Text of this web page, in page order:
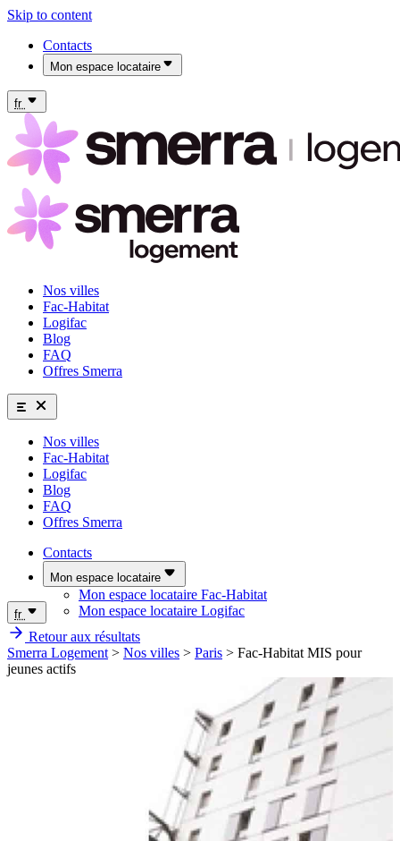
Skip to content
Contacts
Mon espace locataire
fr
Nos villes
Fac-Habitat
Logifac
Blog
FAQ
Offres Smerra
Nos villes
Fac-Habitat
Logifac
Blog
FAQ
Offres Smerra
Contacts
Mon espace locataire
Mon espace locataire Fac-Habitat
Mon espace locataire Logifac
fr
Retour aux résultats
Smerra Logement > Nos villes > Paris > Fac-Habitat MIS pour
jeunes actifs